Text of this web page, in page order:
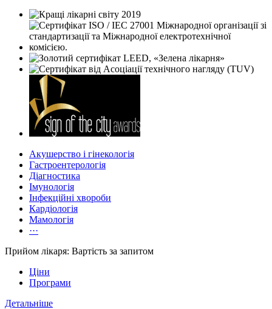
Акушерство і гінекологія
Гастроентерологія
Діагностика
Імунологія
Інфекційні хвороби
Кардіологія
Мамологія
···
Прийом лікаря: Вартість за запитом
Ціни
Програми
Детальніше